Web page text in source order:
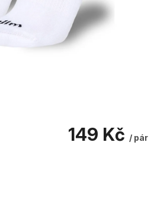
149 Kč / pár